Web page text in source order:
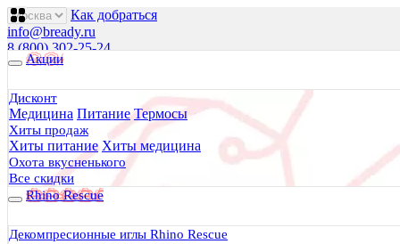
Как добраться
info@bready.ru
8 (800) 302-25-24
Пн 0900- 18
Будь Готов
Магазин походного снаряжения
все для туризма, охоты, рыбалки
Каталог
Акции
Дисконт
Медицина Питание Термосы
Хиты продаж
Хиты питание Хиты медицина
Охота вкусненького
Все скидки
Rhino Rescue
Декомпресионные иглы Rhino Rescue
0 руб.